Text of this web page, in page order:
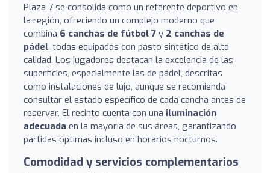
Plaza 7 se consolida como un referente deportivo en
la región, ofreciendo un complejo moderno que
combina 6 canchas de fútbol 7 y 2 canchas de
pádel, todas equipadas con pasto sintético de alta
calidad. Los jugadores destacan la excelencia de las
superficies, especialmente las de pádel, descritas
como instalaciones de lujo, aunque se recomienda
consultar el estado específico de cada cancha antes de
reservar. El recinto cuenta con una iluminación
adecuada en la mayoría de sus áreas, garantizando
partidas óptimas incluso en horarios nocturnos.
Comodidad y servicios complementarios